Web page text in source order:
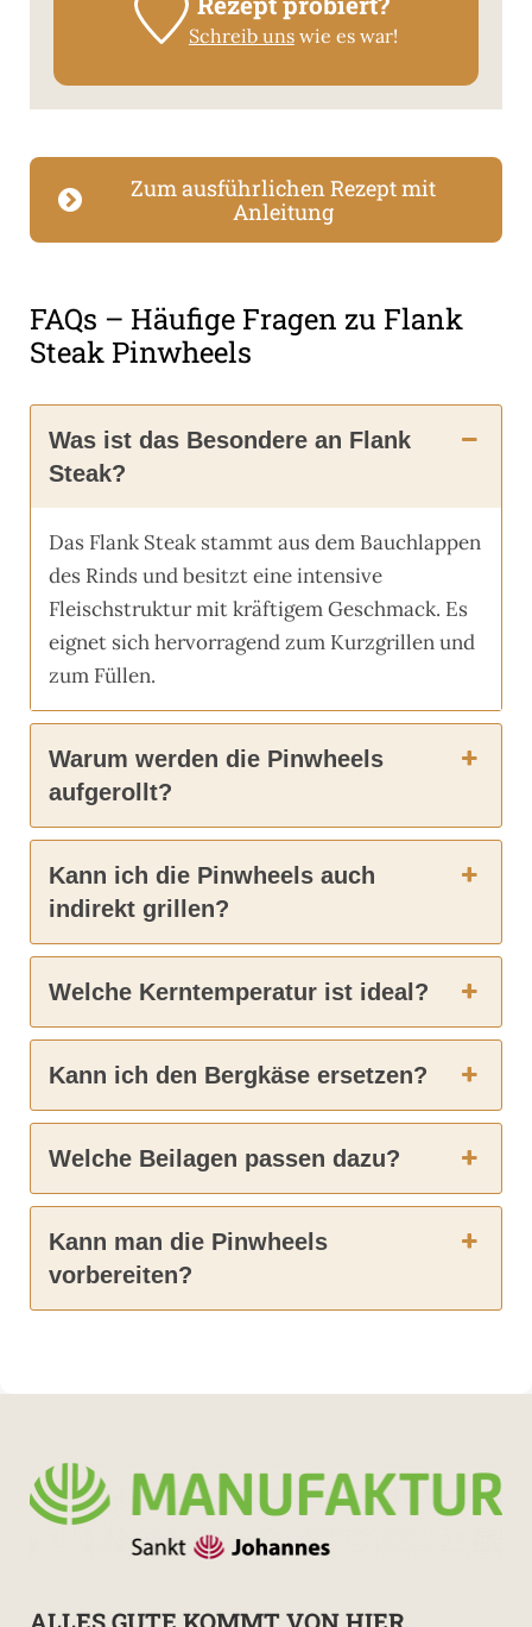
Schreib unswie es war!
Zum ausführlichen Rezept mit
Anleitung
FAQs – Häufige Fragen zu Flank
Steak Pinwheels
Was ist das Besondere an Flank
Steak?
Das Flank Steak stammt aus dem Bauchlappen
des Rinds und besitzt eine intensive
Fleischstruktur mit kräftigem Geschmack. Es
eignet sich hervorragend zum Kurzgrillen und
zum Füllen.
Warum werden die Pinwheels
aufgerollt?
Kann ich die Pinwheels auch
indirekt grillen?
Welche Kerntemperatur ist ideal?
Kann ich den Bergkäse ersetzen?
Welche Beilagen passen dazu?
Kann man die Pinwheels
vorbereiten?
ALLES GUTE KOMMT VON HIER.